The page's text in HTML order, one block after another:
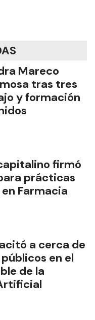
Mareco
tras tres
y formación
firmó
prácticas
Farmacia
a cerca de
en el
de la